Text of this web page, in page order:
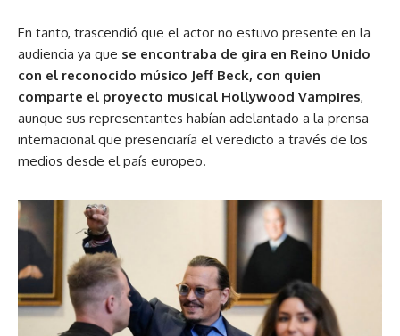
En tanto, trascendió que el actor no estuvo presente en la
audiencia ya que se encontraba de gira en Reino Unido
con el reconocido músico Jeff Beck, con quien
comparte el proyecto musical Hollywood Vampires,
aunque sus representantes habían adelantado a la prensa
internacional que presenciaría el veredicto a través de los
medios desde el país europeo.